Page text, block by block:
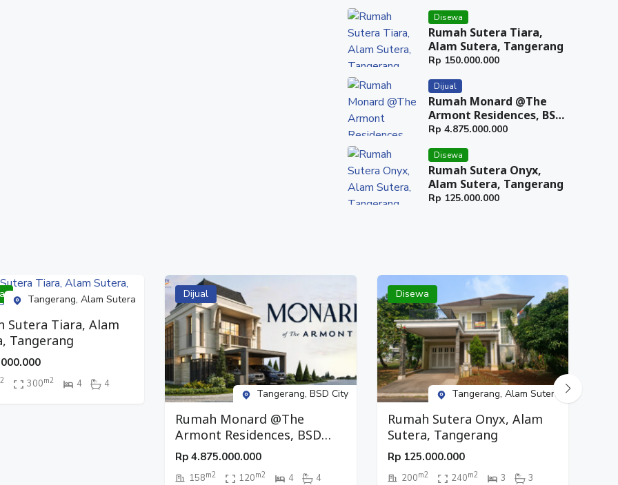
Disewa
Rumah Sutera Tiara,
Alam Sutera, Tangerang
Rp 150.000.000
Dijual
Rumah Monard @The
Armont Residences, BSD
City, Tangerang
Rp 4.875.000.000
Disewa
Rumah Sutera Onyx,
Alam Sutera, Tangerang
Rp 125.000.000
Tangerang, Alam Sutera
Sutera Tiara, Alam
Tangerang
300m2 4 4
Dijual
Tangerang, BSD City
Rumah Monard @The
Armont Residences, BSD
City, Tangerang
Rp 4.875.000.000
158m2 120m2 4 4
Disewa
Tangerang, Alam Sutera
Rumah Sutera Onyx, Alam
Sutera, Tangerang
Rp 125.000.000
200m2 240m2 3 3